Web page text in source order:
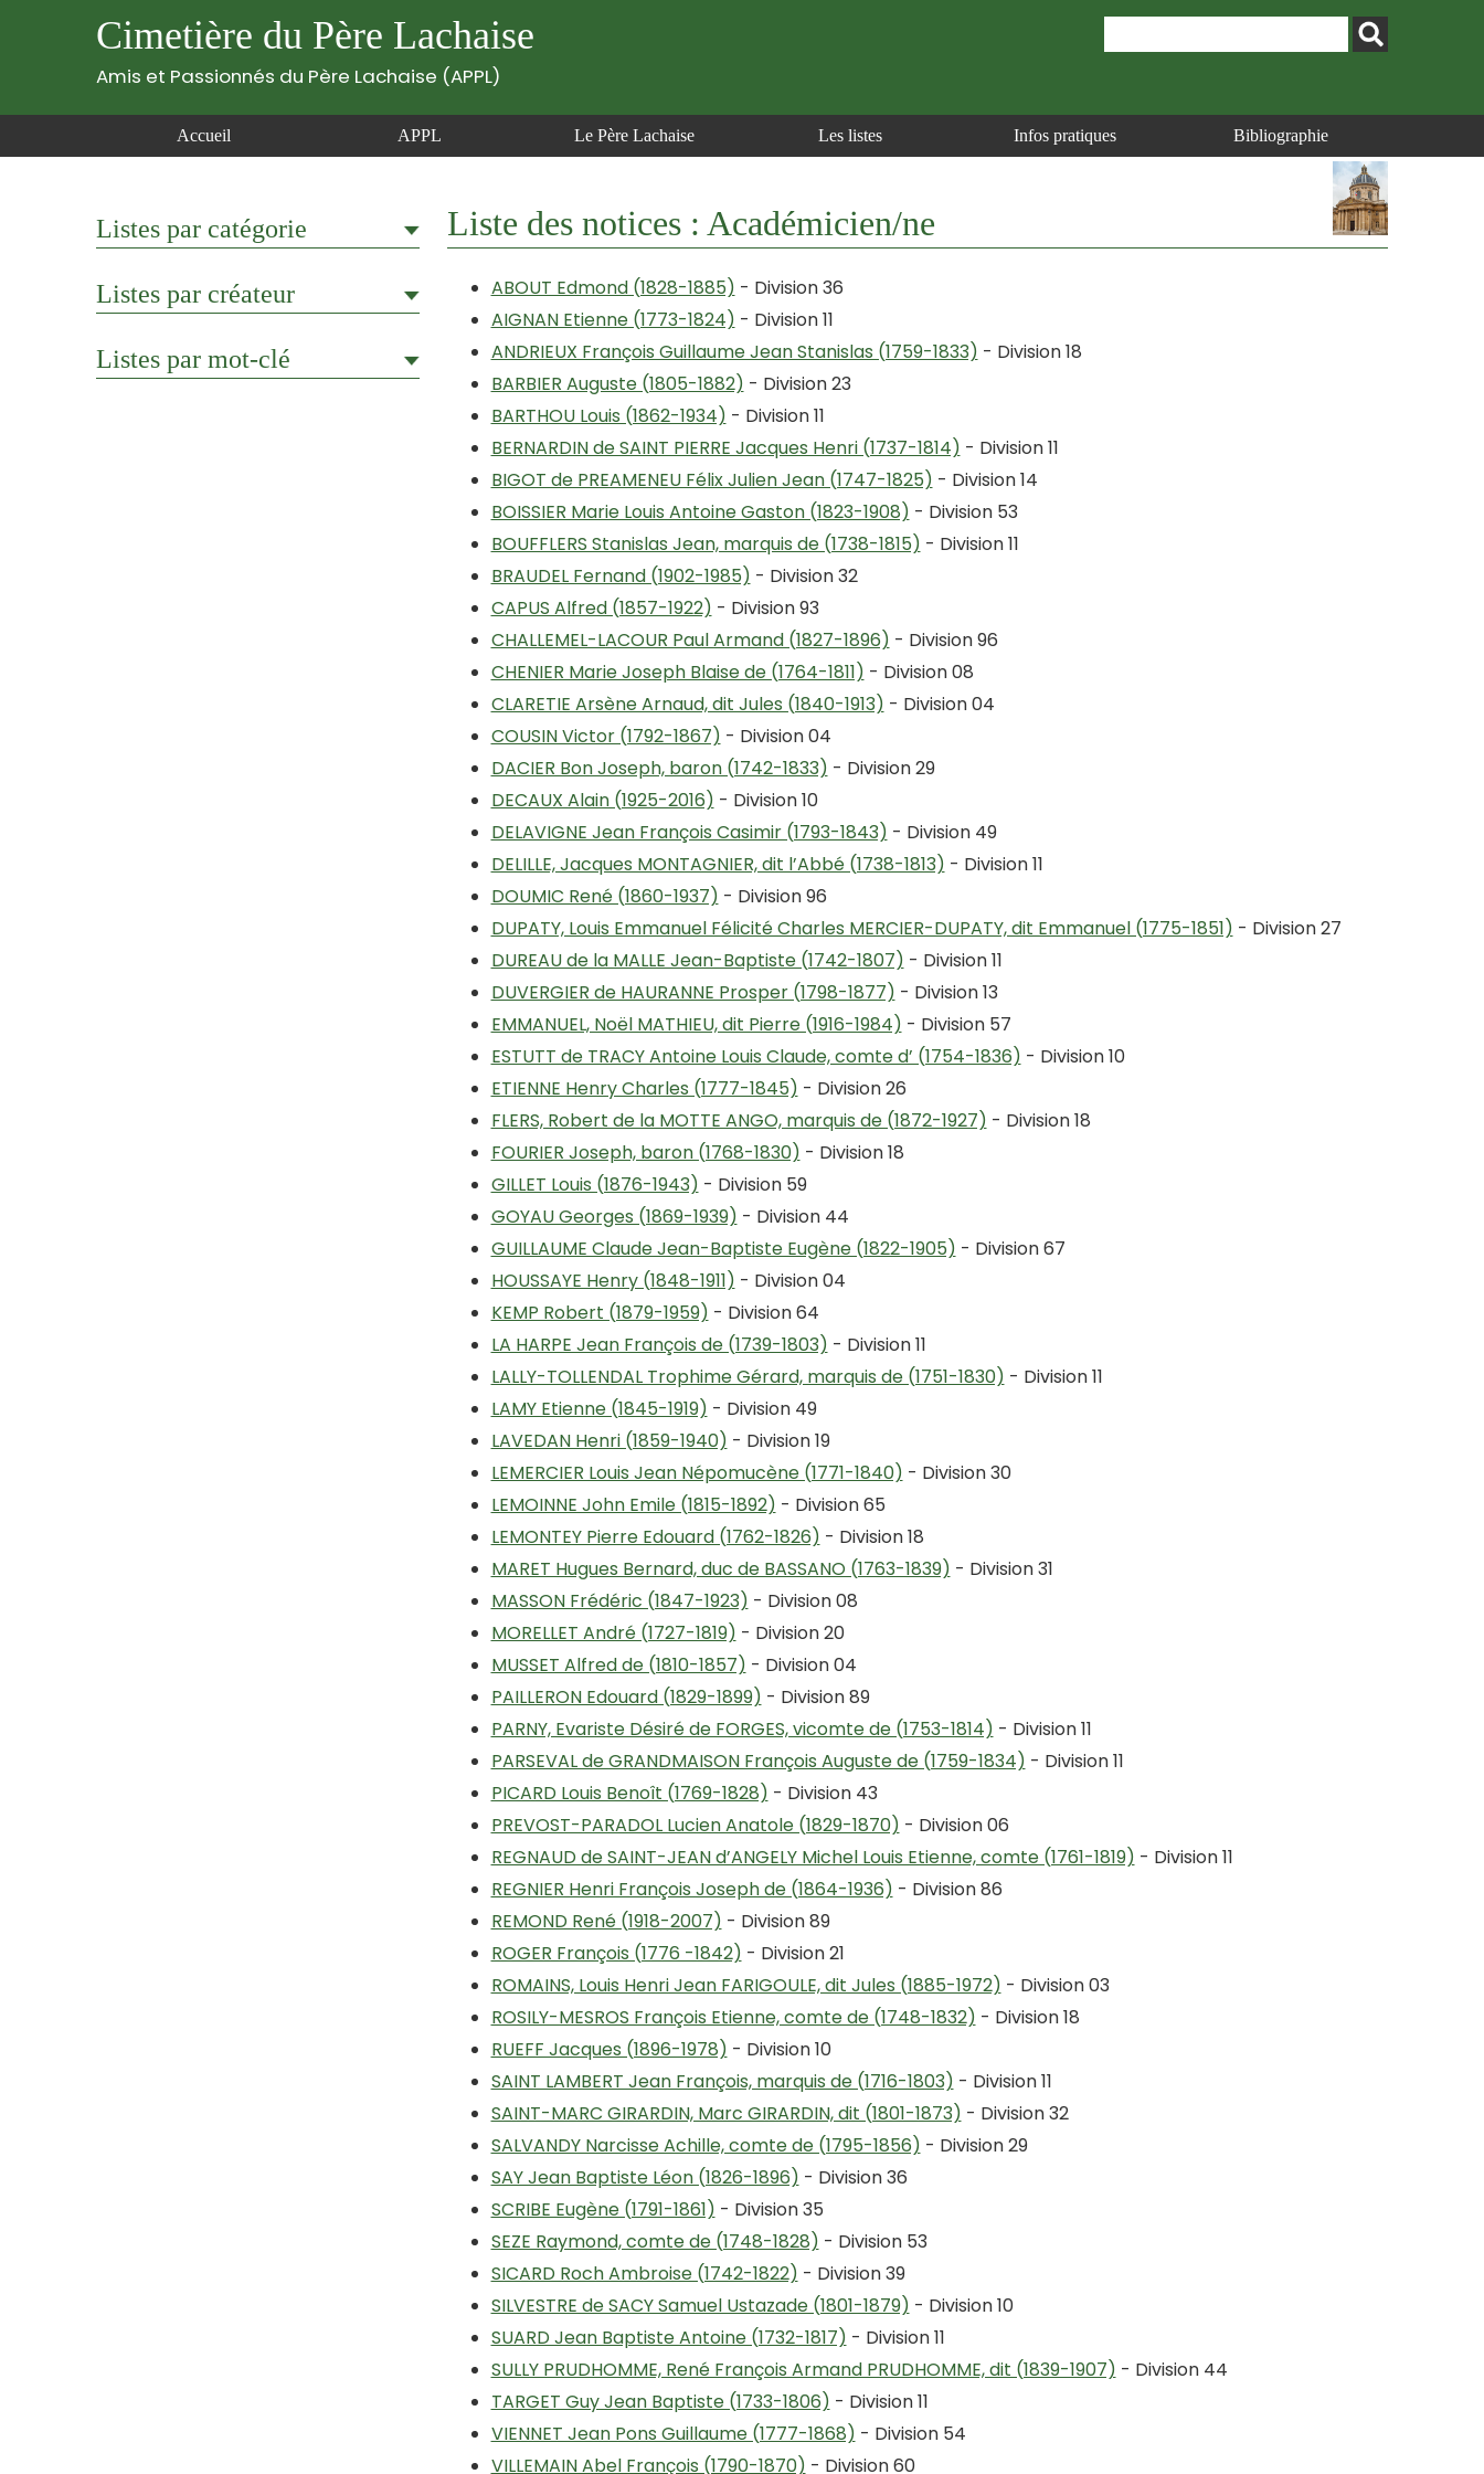
Cimetière du Père Lachaise
Amis et Passionnés du Père Lachaise (APPL)
Accueil APPL Le Père Lachaise Les listes Infos pratiques Bibliographie
Listes par catégorie
Listes par créateur
Listes par mot-clé
Liste des notices : Académicien/ne
ABOUT Edmond (1828-1885) - Division 36
AIGNAN Etienne (1773-1824) - Division 11
ANDRIEUX François Guillaume Jean Stanislas (1759-1833) - Division 18
BARBIER Auguste (1805-1882) - Division 23
BARTHOU Louis (1862-1934) - Division 11
BERNARDIN de SAINT PIERRE Jacques Henri (1737-1814) - Division 11
BIGOT de PREAMENEU Félix Julien Jean (1747-1825) - Division 14
BOISSIER Marie Louis Antoine Gaston (1823-1908) - Division 53
BOUFFLERS Stanislas Jean, marquis de (1738-1815) - Division 11
BRAUDEL Fernand (1902-1985) - Division 32
CAPUS Alfred (1857-1922) - Division 93
CHALLEMEL-LACOUR Paul Armand (1827-1896) - Division 96
CHENIER Marie Joseph Blaise de (1764-1811) - Division 08
CLARETIE Arsène Arnaud, dit Jules (1840-1913) - Division 04
COUSIN Victor (1792-1867) - Division 04
DACIER Bon Joseph, baron (1742-1833) - Division 29
DECAUX Alain (1925-2016) - Division 10
DELAVIGNE Jean François Casimir (1793-1843) - Division 49
DELILLE, Jacques MONTAGNIER, dit l’Abbé (1738-1813) - Division 11
DOUMIC René (1860-1937) - Division 96
DUPATY, Louis Emmanuel Félicité Charles MERCIER-DUPATY, dit Emmanuel (1775-1851) - Division 27
DUREAU de la MALLE Jean-Baptiste (1742-1807) - Division 11
DUVERGIER de HAURANNE Prosper (1798-1877) - Division 13
EMMANUEL, Noël MATHIEU, dit Pierre (1916-1984) - Division 57
ESTUTT de TRACY Antoine Louis Claude, comte d’ (1754-1836) - Division 10
ETIENNE Henry Charles (1777-1845) - Division 26
FLERS, Robert de la MOTTE ANGO, marquis de (1872-1927) - Division 18
FOURIER Joseph, baron (1768-1830) - Division 18
GILLET Louis (1876-1943) - Division 59
GOYAU Georges (1869-1939) - Division 44
GUILLAUME Claude Jean-Baptiste Eugène (1822-1905) - Division 67
HOUSSAYE Henry (1848-1911) - Division 04
KEMP Robert (1879-1959) - Division 64
LA HARPE Jean François de (1739-1803) - Division 11
LALLY-TOLLENDAL Trophime Gérard, marquis de (1751-1830) - Division 11
LAMY Etienne (1845-1919) - Division 49
LAVEDAN Henri (1859-1940) - Division 19
LEMERCIER Louis Jean Népomucène (1771-1840) - Division 30
LEMOINNE John Emile (1815-1892) - Division 65
LEMONTEY Pierre Edouard (1762-1826) - Division 18
MARET Hugues Bernard, duc de BASSANO (1763-1839) - Division 31
MASSON Frédéric (1847-1923) - Division 08
MORELLET André (1727-1819) - Division 20
MUSSET Alfred de (1810-1857) - Division 04
PAILLERON Edouard (1829-1899) - Division 89
PARNY, Evariste Désiré de FORGES, vicomte de (1753-1814) - Division 11
PARSEVAL de GRANDMAISON François Auguste de (1759-1834) - Division 11
PICARD Louis Benoît (1769-1828) - Division 43
PREVOST-PARADOL Lucien Anatole (1829-1870) - Division 06
REGNAUD de SAINT-JEAN d’ANGELY Michel Louis Etienne, comte (1761-1819) - Division 11
REGNIER Henri François Joseph de (1864-1936) - Division 86
REMOND René (1918-2007) - Division 89
ROGER François (1776 -1842) - Division 21
ROMAINS, Louis Henri Jean FARIGOULE, dit Jules (1885-1972) - Division 03
ROSILY-MESROS François Etienne, comte de (1748-1832) - Division 18
RUEFF Jacques (1896-1978) - Division 10
SAINT LAMBERT Jean François, marquis de (1716-1803) - Division 11
SAINT-MARC GIRARDIN, Marc GIRARDIN, dit (1801-1873) - Division 32
SALVANDY Narcisse Achille, comte de (1795-1856) - Division 29
SAY Jean Baptiste Léon (1826-1896) - Division 36
SCRIBE Eugène (1791-1861) - Division 35
SEZE Raymond, comte de (1748-1828) - Division 53
SICARD Roch Ambroise (1742-1822) - Division 39
SILVESTRE de SACY Samuel Ustazade (1801-1879) - Division 10
SUARD Jean Baptiste Antoine (1732-1817) - Division 11
SULLY PRUDHOMME, René François Armand PRUDHOMME, dit (1839-1907) - Division 44
TARGET Guy Jean Baptiste (1733-1806) - Division 11
VIENNET Jean Pons Guillaume (1777-1868) - Division 54
VILLEMAIN Abel François (1790-1870) - Division 60